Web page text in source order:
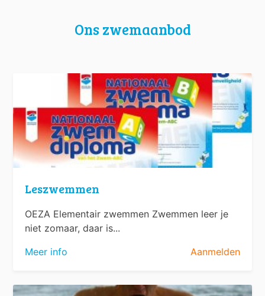
Ons zwemaanbod
Leszwemmen
OEZA Elementair zwemmen Zwemmen leer je
niet zomaar, daar is...
Meer info
Aanmelden